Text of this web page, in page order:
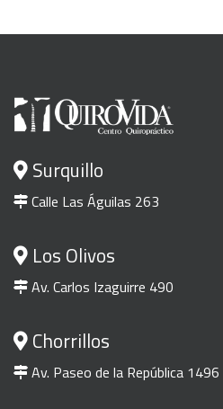
Surquillo
Calle Las Águilas 263
Los Olivos
Av. Carlos Izaguirre 490
Chorrillos
Av. Paseo de la República 1496